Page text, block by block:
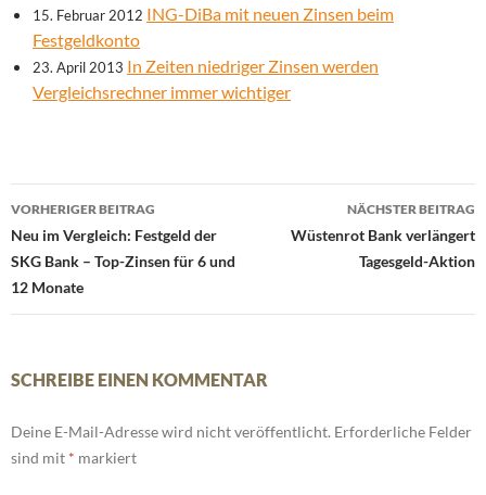
15. Februar 2012 ING-DiBa mit neuen Zinsen beim
Festgeldkonto
23. April 2013 In Zeiten niedriger Zinsen werden
Vergleichsrechner immer wichtiger
Beitrags-
Navigation
VORHERIGER BEITRAG
Neu im Vergleich: Festgeld der
SKG Bank – Top-Zinsen für 6 und
12 Monate
NÄCHSTER BEITRAG
Wüstenrot Bank verlängert
Tagesgeld-Aktion
SCHREIBE EINEN KOMMENTAR
Deine E-Mail-Adresse wird nicht veröffentlicht. Erforderliche Felder
sind mit * markiert